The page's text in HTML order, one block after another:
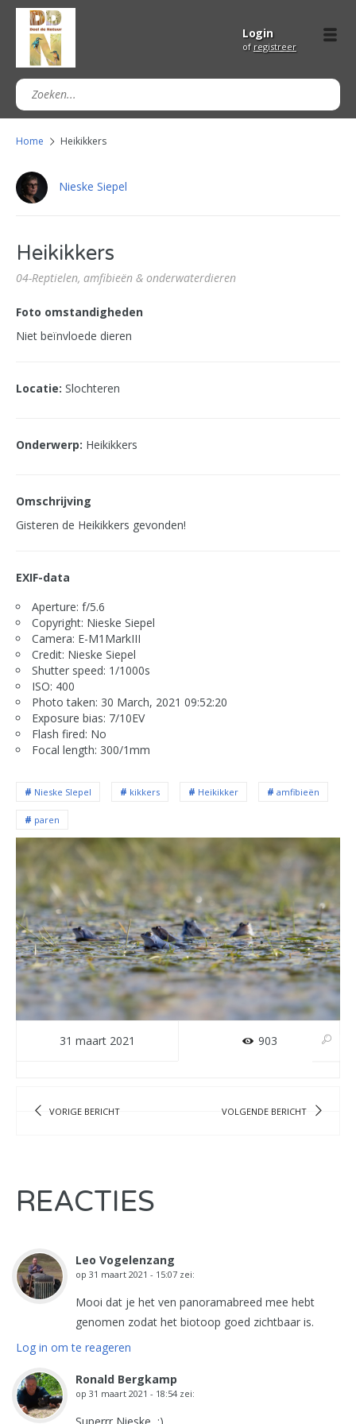
Login
of registreer
Home Heikikkers
Nieske Siepel
Heikikkers
04-Reptielen, amfibieën & onderwaterdieren
Foto omstandigheden
Niet beïnvloede dieren
Locatie: Slochteren
Onderwerp: Heikikkers
Omschrijving
Gisteren de Heikikkers gevonden!
EXIF-data
Aperture: f/5.6
Copyright: Nieske Siepel
Camera: E-M1MarkIII
Credit: Nieske Siepel
Shutter speed: 1/1000s
ISO: 400
Photo taken: 30 March, 2021 09:52:20
Exposure bias: 7/10EV
Flash fired: No
Focal length: 300/1mm
Nieske SIepel kikkers Heikikker amfibieën
paren
31 maart 2021 903
VORIGE BERICHT VOLGENDE BERICHT
REACTIES
Leo Vogelenzang
op 31 maart 2021 - 15:07 zei:
Mooi dat je het ven panoramabreed mee hebt
genomen zodat het biotoop goed zichtbaar is.
Log in om te reageren
Ronald Bergkamp
op 31 maart 2021 - 18:54 zei:
Superrr Nieske, :)